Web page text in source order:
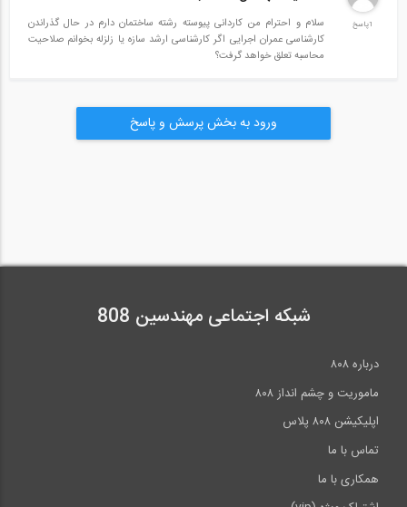
فهرست مطالب کتاب
1پاسخ
سلام و احترام من کاردانی پیوسته رشته ساختمان دارم در حال گذراندن
کارشناسی عمران اجرایی اگر کارشناسی ارشد سازه یا زلزله بخوانم صلاحیت
محاسبه تعلق خواهد گرفت؟
ورود به بخش پرسش و پاسخ
شبکه اجتماعی مهندسین 808
درباره ۸۰۸
ماموریت و چشم انداز ۸۰۸
اپلیکیشن ۸۰۸ پلاس
تماس با ما
همکاری با ما